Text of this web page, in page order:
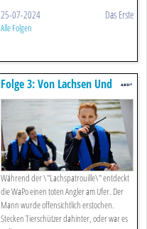
25-07-2024 Das Erste
Alle Folgen
Folge 3: Von Lachsen Und
Leichen (s01/e03)
Während der \"Lachspatrouille\" entdeckt
die WaPo einen toten Angler am Ufer. Der
Mann wurde offensichtlich erstochen.
Stecken Tierschützer dahinter, oder war es